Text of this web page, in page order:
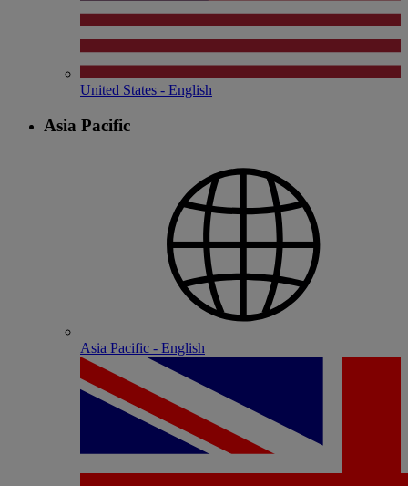
United States - English
Asia Pacific
Asia Pacific - English